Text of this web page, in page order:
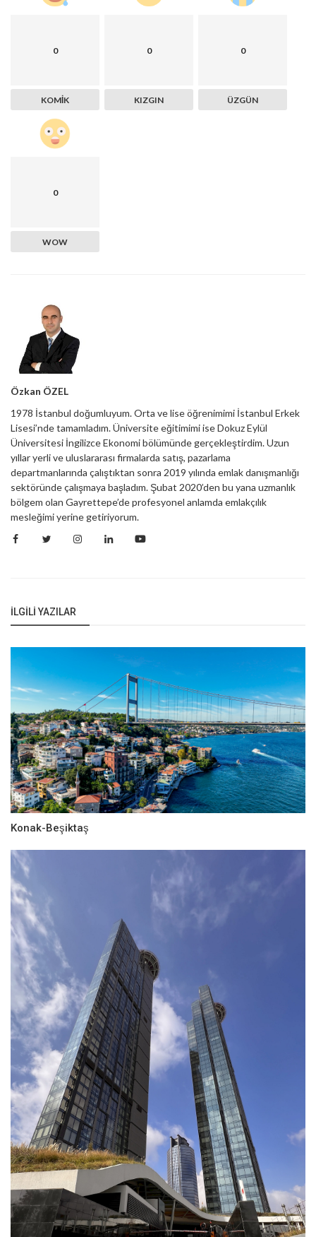
0
KOMIK
0
KIZGIN
0
ÜZGÜN
0
WOW
Özkan ÖZEL
1978 İstanbul doğumluyum. Orta ve lise öğrenimimi İstanbul Erkek
Lisesi’nde tamamladım. Üniversite eğitimimi ise Dokuz Eylül
Üniversitesi İngilizce Ekonomi bölümünde gerçekleştirdim. Uzun
yıllar yerli ve uluslararası firmalarda satış, pazarlama
departmanlarında çalıştıktan sonra 2019 yılında emlak danışmanlığı
sektöründe çalışmaya başladım. Şubat 2020’den bu yana uzmanlık
bölgem olan Gayrettepe’de profesyonel anlamda emlakçılık
mesleğimi yerine getiriyorum.
İLGILI YAZILAR
Konak-Beşiktaş